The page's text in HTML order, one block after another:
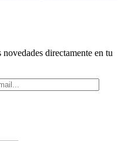
directamente en tu